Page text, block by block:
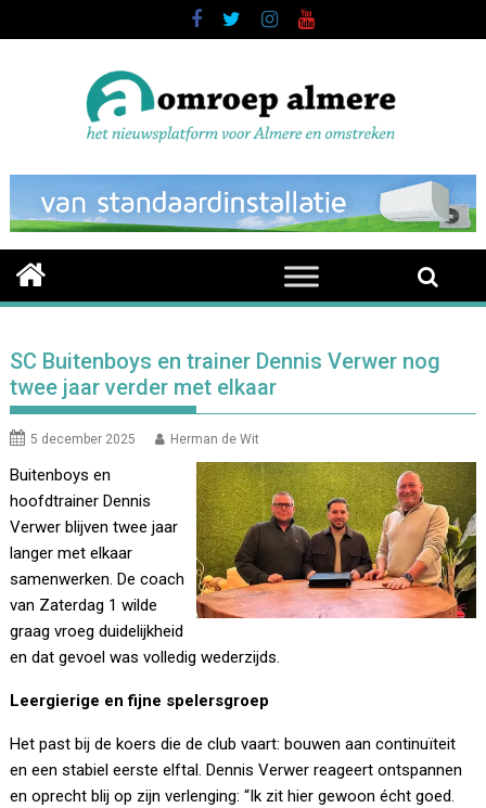
to
SC Buitenboys en trainer Dennis Verwer nog
twee jaar verder met elkaar
5 december 2025 Herman de Wit
Buitenboys en
hoofdtrainer Dennis
Verwer blijven twee jaar
langer met elkaar
samenwerken. De coach
van Zaterdag 1 wilde
graag vroeg duidelijkheid
en dat gevoel was volledig wederzijds.
Leergierige en fijne spelersgroep
Het past bij de koers die de club vaart: bouwen aan continuïteit
en een stabiel eerste elftal. Dennis Verwer reageert ontspannen
en oprecht blij op zijn verlenging: “Ik zit hier gewoon écht goed.